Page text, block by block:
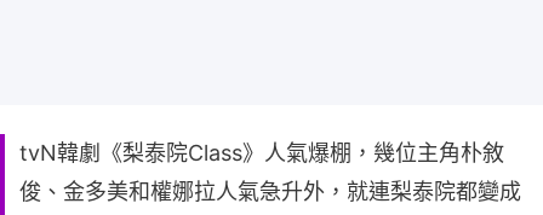
tvN韓劇《梨泰院Class》人氣爆棚，幾位主角朴敘
俊、金多美和權娜拉人氣急升外，就連梨泰院都變成